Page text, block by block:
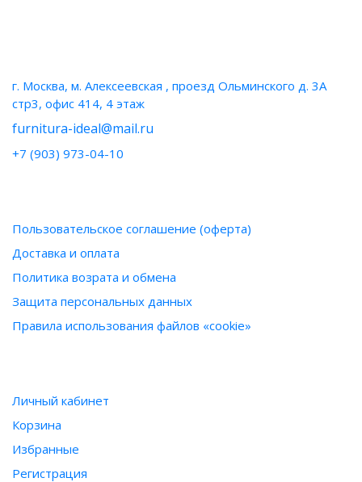
г. Москва, м. Алексеевская , проезд Ольминского д. 3А
стр3, офис 414, 4 этаж
furnitura-ideal@mail.ru
+7 (903) 973-04-10
Пользовательское соглашение (оферта)
Доставка и оплата
Политика возрата и обмена
Защита персональных данных
Правила использования файлов «cookie»
Личный кабинет
Корзина
Избранные
Регистрация